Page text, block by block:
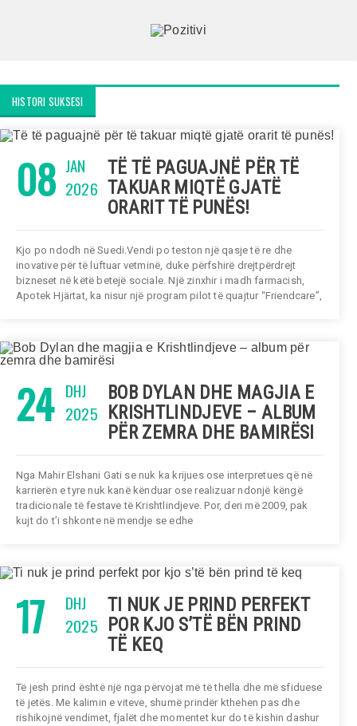
HISTORI SUKSESI
08 JAN
2026
TË TË PAGUAJNË PËR TË
TAKUAR MIQTË GJATË
ORARIT TË PUNËS!
Kjo po ndodh në Suedi.Vendi po teston një qasje të re dhe
inovative për të luftuar vetminë, duke përfshirë drejtpërdrejt
bizneset në këtë betejë sociale. Një zinxhir i madh farmacish,
Apotek Hjärtat, ka nisur një program pilot të quajtur “Friendcare”,
24 DHJ
2025
BOB DYLAN DHE MAGJIA E
KRISHTLINDJEVE – ALBUM
PËR ZEMRA DHE BAMIRËSI
Nga Mahir Elshani Gati se nuk ka krijues ose interpretues që në
karrierën e tyre nuk kanë kënduar ose realizuar ndonjë këngë
tradicionale të festave të Krishtlindjeve. Por, deri më 2009, pak
kujt do t’i shkonte në mendje se edhe
17
DHJ
2025
TI NUK JE PRIND PERFEKT
POR KJO S’TË BËN PRIND
TË KEQ
Të jesh prind është një nga përvojat më të thella dhe më sfiduese
të jetës. Me kalimin e viteve, shumë prindër kthehen pas dhe
rishikojnë vendimet, fjalët dhe momentet kur do të kishin dashur